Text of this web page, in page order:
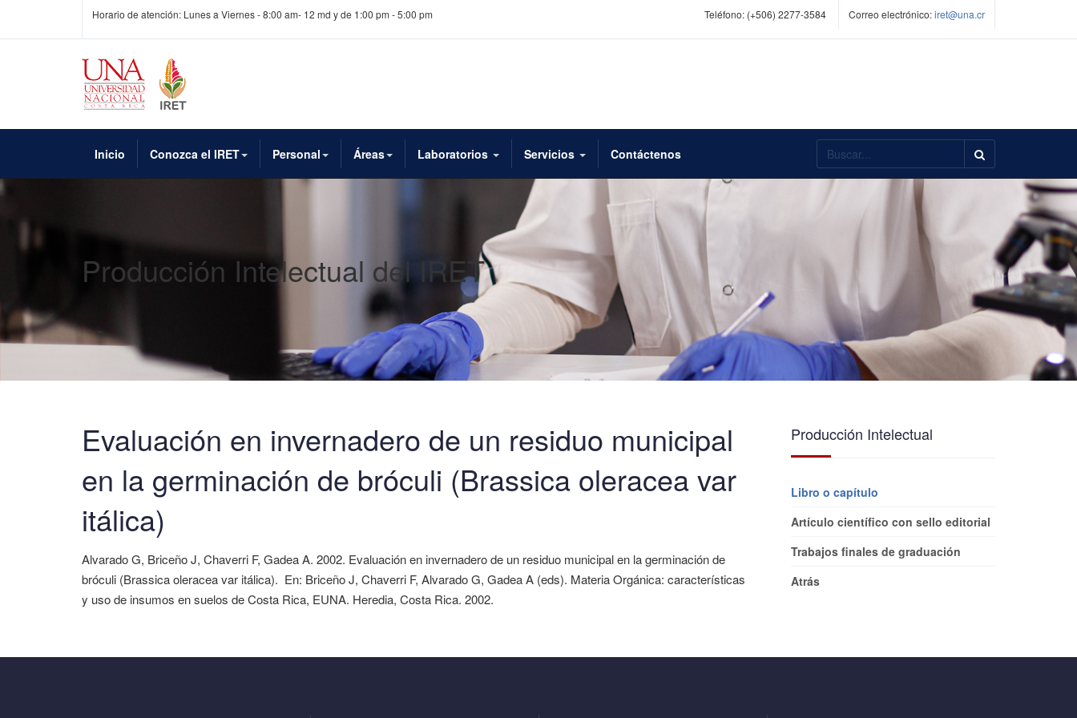
Horario de atención: Lunes a Viernes - 8:00 am- 12 md y de 1:00 pm - 5:00 pm Teléfono: (+506) 2277-3584 Correo electrónico:iret@una.cr
Inicio Conozca el IRET Personal Áreas Laboratorios Servicios Contáctenos Buscar...
Producción Intelectual del IRET
Evaluación en invernadero de un residuo municipal
en la germinación de bróculi (Brassica oleracea var
itálica)
Alvarado G, Briceño J, Chaverri F, Gadea A. 2002. Evaluación en invernadero de un residuo municipal en la germinación de
bróculi (Brassica oleracea var itálica). En: Briceño J, Chaverri F, Alvarado G, Gadea A (eds). Materia Orgánica: características
y uso de insumos en suelos de Costa Rica, EUNA. Heredia, Costa Rica. 2002.
Producción Intelectual
Libro o capítulo
Artículo científico con sello editorial
Trabajos finales de graduación
Atrás